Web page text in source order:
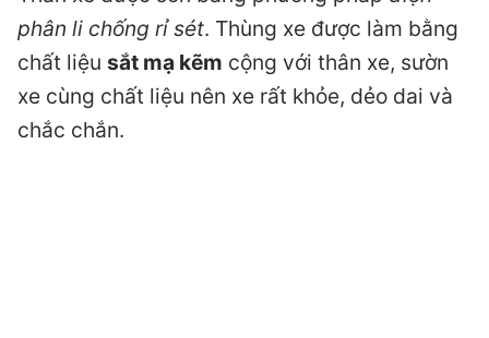
phân li chống rỉ sét. Thùng xe được làm bằng
chất liệu sắt mạ kẽm cộng với thân xe, sườn
xe cùng chất liệu nên xe rất khỏe, dẻo dai và
chắc chắn.